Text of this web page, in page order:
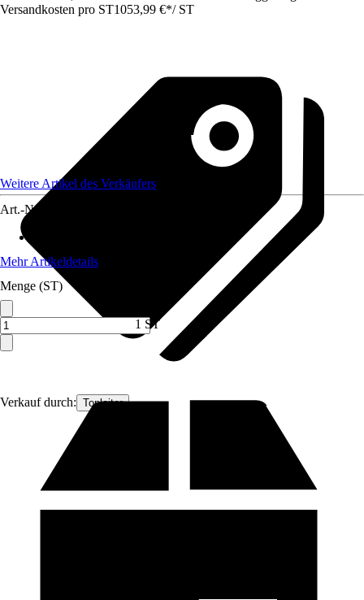
Versandkosten pro ST1053,99 €*/ ST
Verkauf durch: Topleiter
Weitere Artikel des Verkäufers
Art.-Nr.
Mehr Artikeldetails
Menge (ST)
1 ST